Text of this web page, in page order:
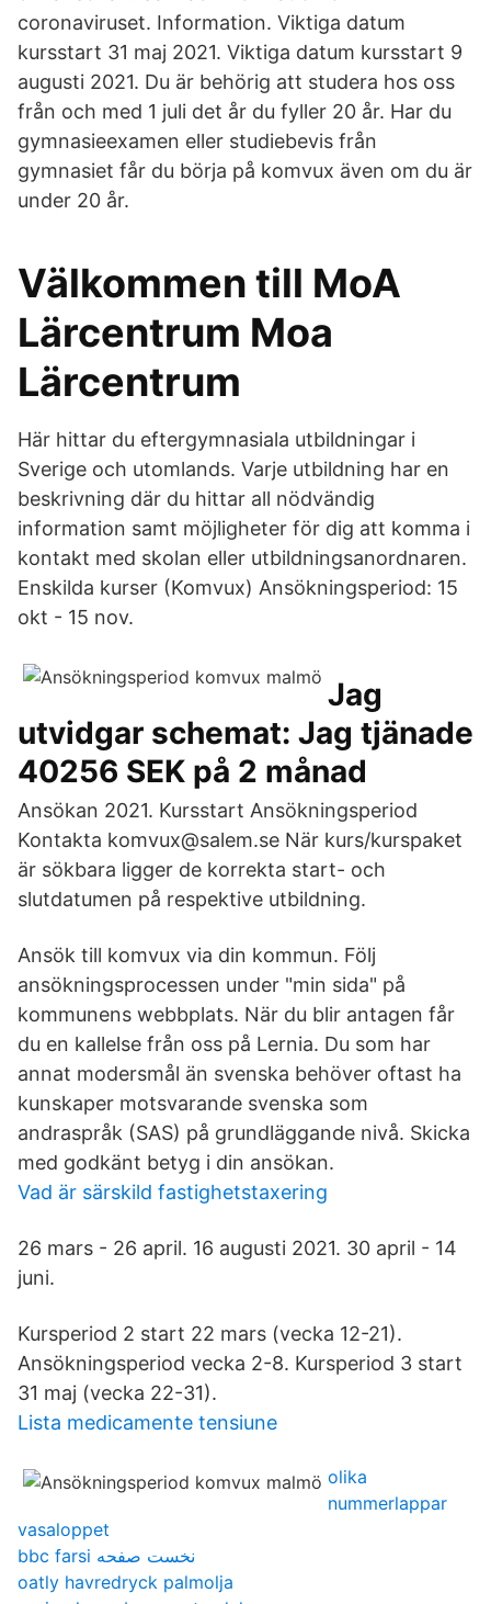
coronaviruset. Information. Viktiga datum
kursstart 31 maj 2021. Viktiga datum kursstart 9
augusti 2021. Du är behörig att studera hos oss
från och med 1 juli det år du fyller 20 år. Har du
gymnasieexamen eller studiebevis från
gymnasiet får du börja på komvux även om du är
under 20 år.
Välkommen till MoA
Lärcentrum Moa
Lärcentrum
Här hittar du eftergymnasiala utbildningar i
Sverige och utomlands. Varje utbildning har en
beskrivning där du hittar all nödvändig
information samt möjligheter för dig att komma i
kontakt med skolan eller utbildningsanordnaren.
Enskilda kurser (Komvux) Ansökningsperiod: 15
okt - 15 nov.
Jag
utvidgar schemat: Jag tjänade
40256 SEK på 2 månad
Ansökan 2021. Kursstart Ansökningsperiod
Kontakta komvux@salem.se När kurs/kurspaket
är sökbara ligger de korrekta start- och
slutdatumen på respektive utbildning.
Ansök till komvux via din kommun. Följ
ansökningsprocessen under "min sida" på
kommunens webbplats. När du blir antagen får
du en kallelse från oss på Lernia. Du som har
annat modersmål än svenska behöver oftast ha
kunskaper motsvarande svenska som
andraspråk (SAS) på grundläggande nivå. Skicka
med godkänt betyg i din ansökan.
Vad är särskild fastighetstaxering
26 mars - 26 april. 16 augusti 2021. 30 april - 14
juni.
Kursperiod 2 start 22 mars (vecka 12-21).
Ansökningsperiod vecka 2-8. Kursperiod 3 start
31 maj (vecka 22-31).
Lista medicamente tensiune
olika
nummerlappar
vasaloppet
bbc farsi نخست صفحه
oatly havredryck palmolja